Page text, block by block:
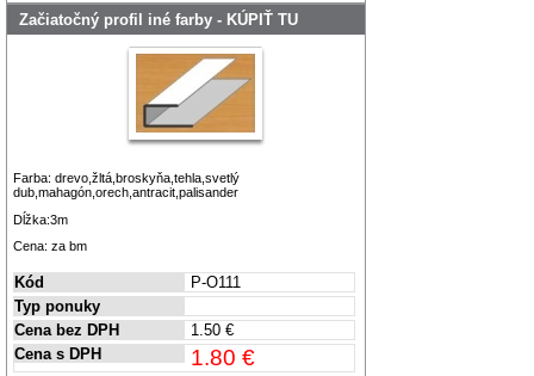
Začiatočný profil iné farby - KÚPIŤ TU
Farba: drevo,žltá,broskyňa,tehla,svetlý
dub,mahagón,orech,antracit,palisander
Dĺžka:3m
Cena: za bm
Kód
P-O111
Typ ponuky
Cena bez DPH
1.50 €
Cena s DPH
1.80 €